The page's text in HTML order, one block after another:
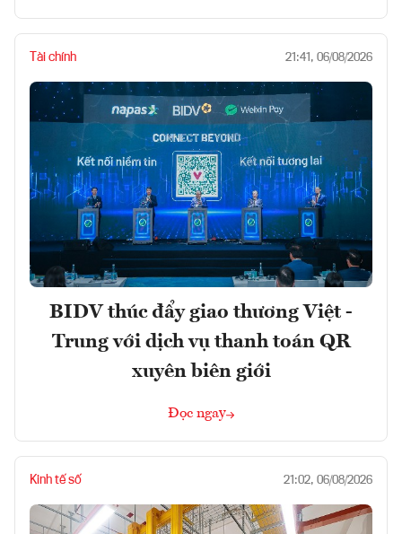
Tài chính 21:41, 06/08/2026
BIDV thúc đẩy giao thương Việt -
Trung với dịch vụ thanh toán QR
xuyên biên giới
Đọc ngay
Kinh tế số 21:02, 06/08/2026